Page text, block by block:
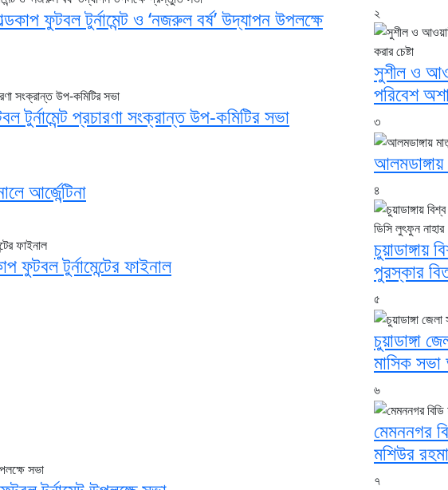
ফুটবল টুর্নামেন্ট ও ‘নজরুল বর্ষ’ উদ্যাপন উপলক্ষে
টুর্নামেন্ট প্রচারণা সংক্রান্ত উপ-কমিটির সভা
আর্জেন্টিনা
ফুটবল টুর্নামেন্টের ফাইনাল
২
সুশীল ও
পরিবেশ
৩
৪
পুরস্কার
৫
চুয়াডাঙ্গা
মাসিক সভা
৬
মেমননগর
মশিউর
৭